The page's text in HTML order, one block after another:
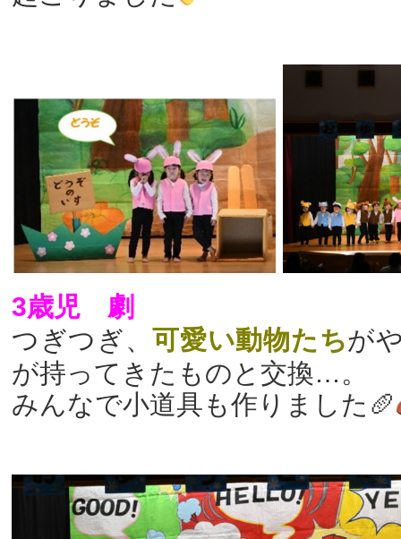
3歳児 劇
つぎつぎ、可愛い動物たちが
が持ってきたものと交換…。
みんなで小道具も作りました🥖